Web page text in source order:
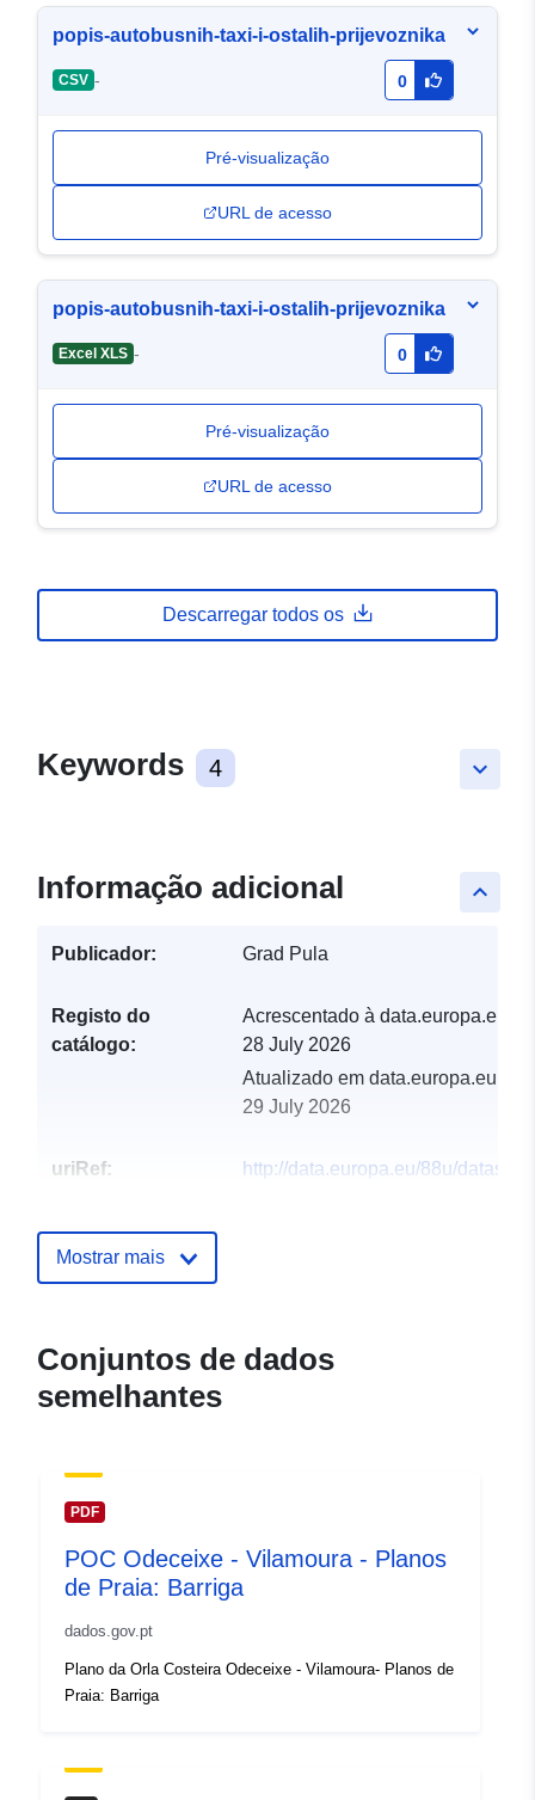
popis-autobusnih-taxi-i-ostalih-prijevoznika
CSV - 0
Pré-visualização
URL de acesso
popis-autobusnih-taxi-i-ostalih-prijevoznika
Excel XLS - 0
Pré-visualização
URL de acesso
Descarregar todos os
keyboard_arrow_down
Keywords 4
keyboard_arrow_up
Informação adicional
Publicador: Grad Pula
Registo do
catálogo:
Acrescentado à data.europa.eu:
28 July 2026
Atualizado em data.europa.eu:
29 July 2026
uriRef:
http://data.europa.eu/88u/dataset/
Mostrar mais
Conjuntos de dados
semelhantes
PDF
POC Odeceixe - Vilamoura - Planos
de Praia: Barriga
dados.gov.pt
Plano da Orla Costeira Odeceixe - Vilamoura- Planos de
Praia: Barriga